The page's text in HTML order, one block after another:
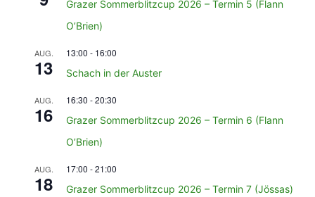
Grazer Sommerblitzcup 2026 – Termin 5 (Flann
O’Brien)
AUG.
13
13:00 - 16:00
Schach in der Auster
AUG.
16
16:30 -20:30
Grazer Sommerblitzcup 2026 – Termin 6 (Flann
O’Brien)
AUG.
18
17:00 -21:00
Grazer Sommerblitzcup 2026 – Termin 7 (Jössas)